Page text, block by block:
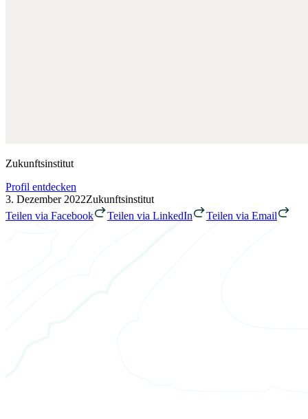
Zukunftsinstitut
Profil entdecken
3. Dezember 2022Zukunftsinstitut
Teilen via Facebook
Teilen via LinkedIn Teilen via Email